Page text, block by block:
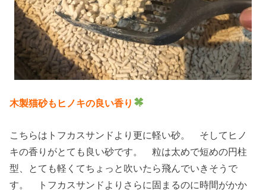
木製猫砂もヒノキの良い香り
こちらはトフカスサンドより更に軽い砂。 そしてヒノ
キの香りがとても良い砂です。 粒は太めで短めの円柱
型、とても軽くてちょっと吹いたら飛んでいきそうで
す。 トフカスサンドよりさらに固まるのに時間がかか